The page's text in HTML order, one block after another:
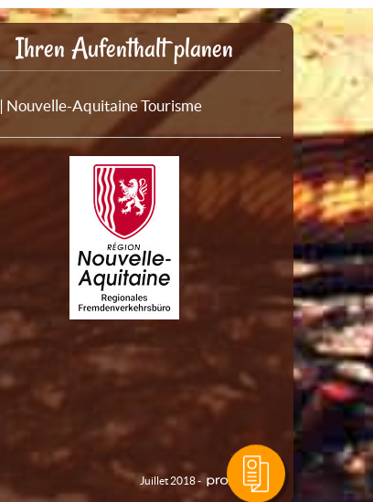
Ihren Aufenthalt planen
| Nouvelle-Aquitaine Tourisme
Juillet 2018 -